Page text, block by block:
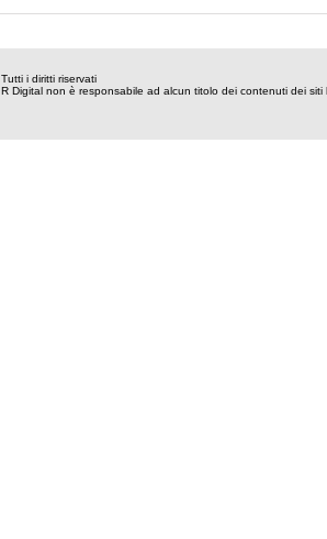
Tutti i diritti riservati
R Digital non è responsabile ad alcun titolo dei contenuti dei siti